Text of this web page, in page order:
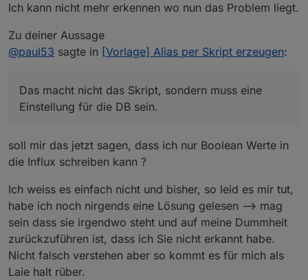
Ich kann nicht mehr erkennen wo nun das Problem liegt.
Zu deiner Aussage
@paul53 sagte in [Vorlage] Alias per Skript erzeugen:
Das macht nicht das Skript, sondern muss eine
Einstellung für die DB sein.
soll mir das jetzt sagen, dass ich nur Boolean Werte in
die Influx schreiben kann ?
Ich weiss es einfach nicht und bisher, so leid es mir tut,
habe ich noch nirgends eine Lösung gelesen --> mag
sein dass sie irgendwo steht und auf meine Dummheit
zurückzuführen ist, dass ich Sie nicht erkannt habe.
Nicht falsch verstehen aber so kommt es für mich als
Laie halt rüber.